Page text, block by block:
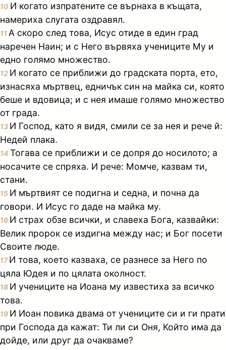
10 И когато изпратените се върнаха в къщата,
намериха слугата оздравял.
11 А скоро след това, Исус отиде в един град
наречен Наин; и с Него вървяха учениците Му и
едно голямо множество.
12 И когато се приближи до градската порта, ето,
изнасяха мъртвец, едничък син на майка си, която
беше и вдовица; и с нея имаше голямо множество
от града.
13 И Господ, като я видя, смили се за нея и рече й:
Недей плака.
14 Тогава се приближи и се допря до носилото; а
носачите се спряха. И рече: Момче, казвам ти,
стани.
15 И мъртвият се подигна и седна, и почна да
говори. И Исус го даде на майка му.
16 И страх обзе всички, и славеха Бога, казвайки:
Велик пророк се издигна между нас; и Бог посети
Своите люде.
17И това, което казваха, се разнесе за Него по
цяла Юдея и по цялата околност.
18 И учениците на Иоана му известиха за всичко
това.
19 И Иоан повика двама от учениците си и ги прати
при Господа да кажат: Ти ли си Оня, Който има да
дойде, или друг да очакваме?